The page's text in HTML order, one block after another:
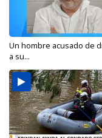
Un hombre acusado de
a su...